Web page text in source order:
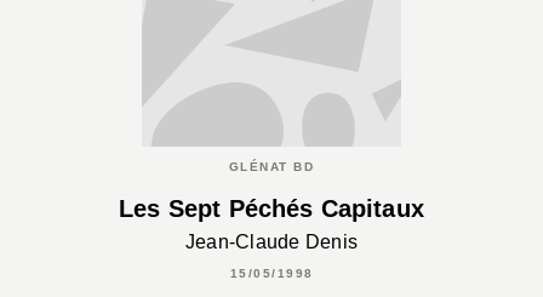
GLÉNAT BD
Les Sept Péchés Capitaux
Jean-Claude Denis
15/05/1998